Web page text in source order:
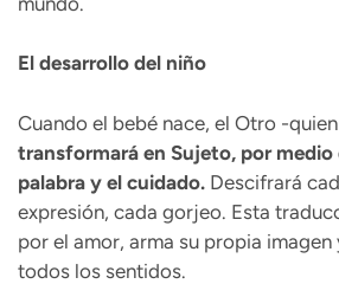
El desarrollo del niño
Cuando el bebé nace, el Otro -
transformará en Sujeto, por medio
palabra y el cuidado. Descifrará
expresión, cada gorjeo. Esta
por el amor, arma su propia imagen
todos los sentidos.